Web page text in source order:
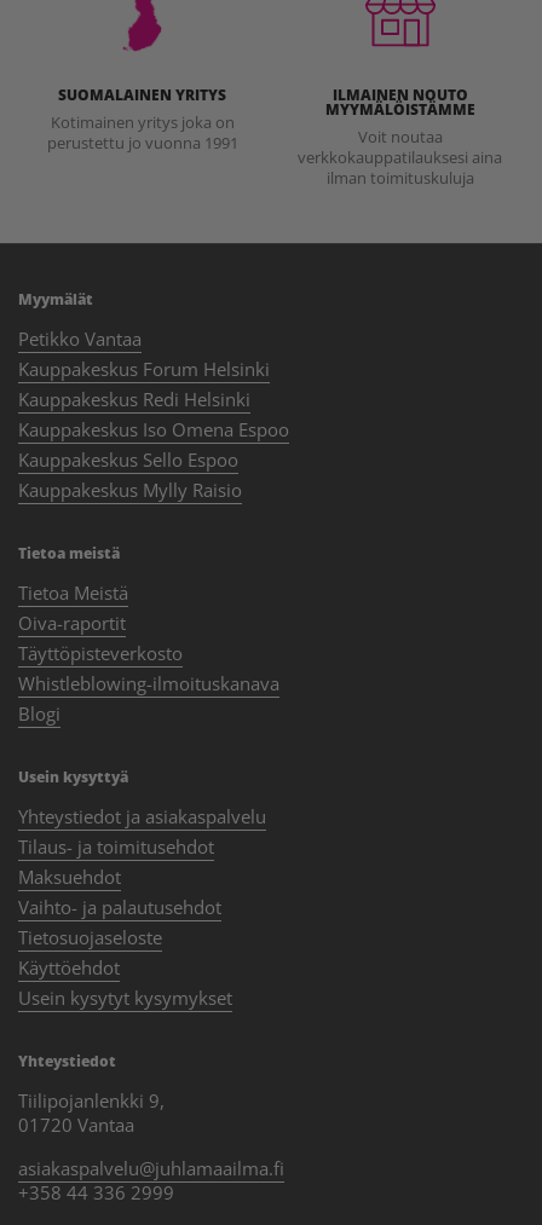
SUOMALAINEN YRITYS
Kotimainen yritys joka on
perustettu jo vuonna 1991
ILMAINEN NOUTO
MYYMÄLÖISTÄMME
Voit noutaa
verkkokauppatilauksesi aina
ilman toimituskuluja
Myymälät
Petikko Vantaa
Kauppakeskus Forum Helsinki
Kauppakeskus Redi Helsinki
Kauppakeskus Iso Omena Espoo
Kauppakeskus Sello Espoo
Kauppakeskus Mylly Raisio
Tietoa meistä
Tietoa Meistä
Oiva-raportit
Täyttöpisteverkosto
Whistleblowing-ilmoituskanava
Blogi
Usein kysyttyä
Yhteystiedot ja asiakaspalvelu
Tilaus- ja toimitusehdot
Maksuehdot
Vaihto- ja palautusehdot
Tietosuojaseloste
Käyttöehdot
Usein kysytyt kysymykset
Yhteystiedot
Tiilipojanlenkki 9,
01720 Vantaa
asiakaspalvelu@juhlamaailma.fi
+358 44 336 2999